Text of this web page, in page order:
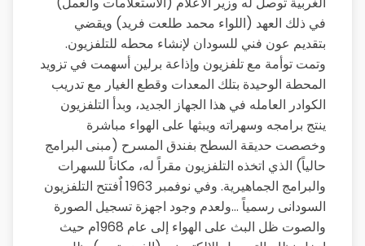
في ذلك العهد (اللواء محمد طلعت فريد) ويقضي
بتقديم عون فني للسودان لإنشاء محطه للتلفزيون.
وتمت توأمة مع تلفزيون وإذاعة برلين أسهمت في تزويد
المحطة الوحيدة بتلك المعدات وقطع الغيار مع تدريب
الكوادر العامله في هذا الجهاز الجديد، وبدأ التلفزيون
ينتج برامجه وسهراته ويبثها على الهواء مباشرة
وخصصت حديقة السطح بفندق المسرح (مبنى البرامج
حالياً) الذي اتخذه التلفزيون مقراً له، مكاناً للسهرات
والبرامج الجماهيرية. وفي نوفمبر 1963 اٌفتتح التلفزيون
السودانى رسمياً …ولعدم وجود اجهزة تسجيل الصورة
والصوت ظل البث على الهواء إلى عام 1968م حيث